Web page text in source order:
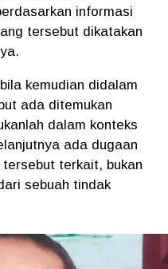
informasi
tersebut dikatakan
kemudian didalam
ada ditemukan
dalam konteks
ada dugaan
terkait, bukan
sebuah tindak